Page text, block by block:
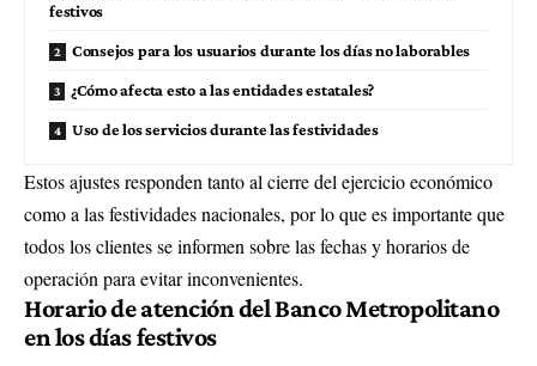
festivos
Consejos para los usuarios durante los días no laborables
¿Cómo afecta esto a las entidades estatales?
Uso de los servicios durante las festividades
Estos ajustes responden tanto al cierre del ejercicio económico
como a las festividades nacionales, por lo que es importante que
todos los clientes se informen sobre las fechas y horarios de
operación para evitar inconvenientes.
Horario de atención del Banco Metropolitano
en los días festivos